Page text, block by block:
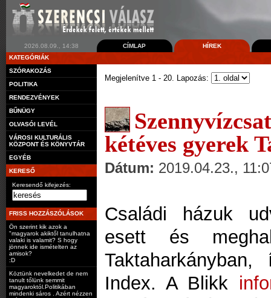
2026.08.09., 14:38 CÍMLAP
HÍREK
KATEGÓRIÁK
SZÓRAKOZÁS
POLITIKA
RENDEZVÉNYEK
BŰNÜGY
OLVASÓI LEVÉL
VÁROSI KULTURÁLIS
KÖZPONT ÉS KÖNYVTÁR
EGYÉB
KERESŐ
Keresendő kifejezés:
FRISS HOZZÁSZÓLÁSOK
Ön szerint kik azok a
"magyarok akiktől tanulhatna
valaki is valamit? S hogy
jönnek ide ismételten az
amisok?
:D
Köztünk nevelkedet de nem
tanult tőlünk semmit
magyaroktól.Politikában
mindenki sáros . Azért nézzen
Megjelenítve 1 - 20. Lapozás:
kétéves gyerek
Dátum: 2019.04.23.,
Családi házuk
esett és
Index. A Blikk